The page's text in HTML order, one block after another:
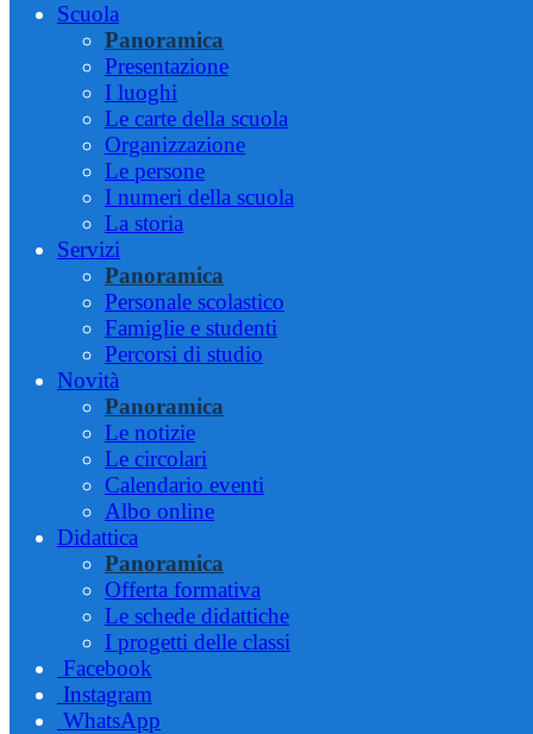
Scuola
Panoramica
Presentazione
I luoghi
Le carte della scuola
Organizzazione
Le persone
I numeri della scuola
La storia
Servizi
Panoramica
Personale scolastico
Famiglie e studenti
Percorsi di studio
Novità
Panoramica
Le notizie
Le circolari
Calendario eventi
Albo online
Didattica
Panoramica
Offerta formativa
Le schede didattiche
I progetti delle classi
Facebook
Instagram
WhatsApp